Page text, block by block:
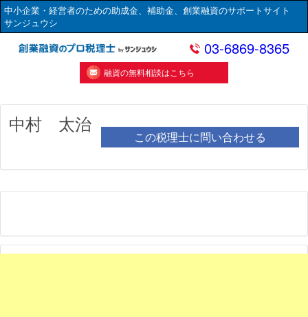
中小企業・経営者のための助成金、補助金、創業融資のサポートサイト
サンジュウシ
03-6869-8365
融資の無料相談はこちら
中村 太治
この税理士に問い合わせる